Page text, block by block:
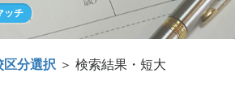
ッチ
区分選択 ＞ 検索結果・短大